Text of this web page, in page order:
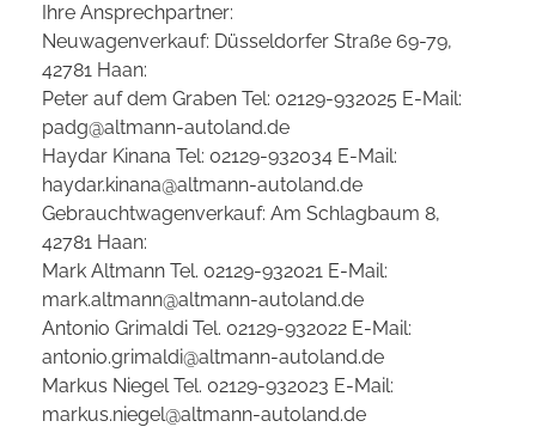
Ihre Ansprechpartner:
Neuwagenverkauf: Düsseldorfer Straße 69-79,
42781 Haan:
Peter auf dem Graben Tel: 02129-932025 E-Mail:
padg@altmann-autoland.de
Haydar Kinana Tel: 02129-932034 E-Mail:
haydar.kinana@altmann-autoland.de
Gebrauchtwagenverkauf: Am Schlagbaum 8,
42781 Haan:
Mark Altmann Tel. 02129-932021 E-Mail:
mark.altmann@altmann-autoland.de
Antonio Grimaldi Tel. 02129-932022 E-Mail:
antonio.grimaldi@altmann-autoland.de
Markus Niegel Tel. 02129-932023 E-Mail:
markus.niegel@altmann-autoland.de